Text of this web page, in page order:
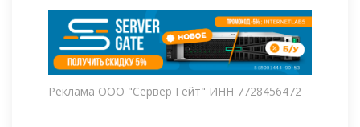
Реклама ООО "Сервер Гейт" ИНН 7728456472